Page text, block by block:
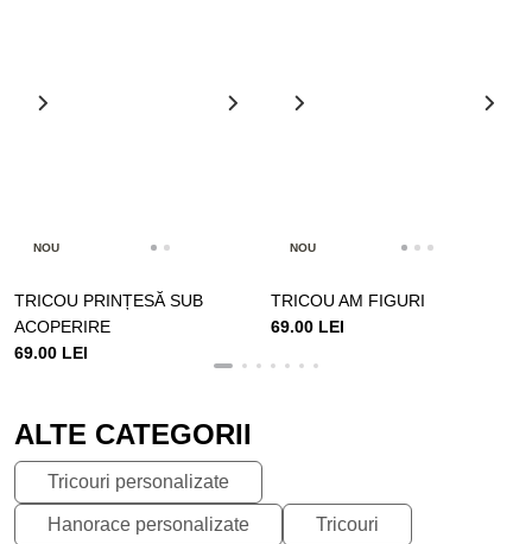
NOU
TRICOU PRINȚESĂ SUB
ACOPERIRE
69.00 LEI
NOU
TRICOU AM FIGURI
69.00 LEI
ALTE CATEGORII
Tricouri personalizate
Hanorace personalizate Tricouri